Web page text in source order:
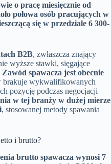
o pracę miesięcznie od
połowa osób pracujących w
się w przedziale 6 300-
B2B, zwłaszcza znający
wyższe stawki, sięgające
Zawód spawacza jest obecnie
brakuje wykwalifikowanych
pozycję podczas negocjacji
w tej branży w dużej mierze
, stosowanej metody spawania
i brutto?
brutto spawacza wynosi 7